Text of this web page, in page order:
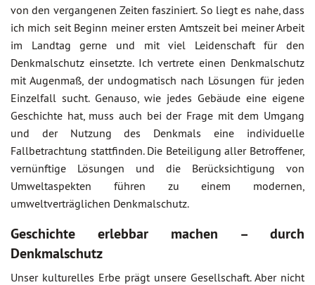
von den vergangenen Zeiten fasziniert. So liegt es nahe, dass
ich mich seit Beginn meiner ersten Amtszeit bei meiner Arbeit
im Landtag gerne und mit viel Leidenschaft für den
Denkmalschutz einsetzte. Ich vertrete einen Denkmalschutz
mit Augenmaß, der undogmatisch nach Lösungen für jeden
Einzelfall sucht. Genauso, wie jedes Gebäude eine eigene
Geschichte hat, muss auch bei der Frage mit dem Umgang
und der Nutzung des Denkmals eine individuelle
Fallbetrachtung stattfinden. Die Beteiligung aller Betroffener,
vernünftige Lösungen und die Berücksichtigung von
Umweltaspekten führen zu einem modernen,
umweltverträglichen Denkmalschutz.
Geschichte erlebbar machen – durch
Denkmalschutz
Unser kulturelles Erbe prägt unsere Gesellschaft. Aber nicht